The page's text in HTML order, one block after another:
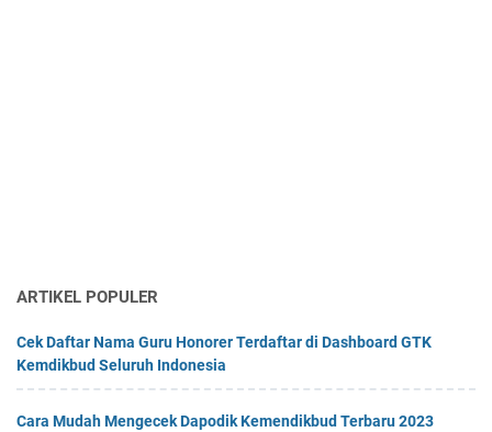
ARTIKEL POPULER
Cek Daftar Nama Guru Honorer Terdaftar di Dashboard GTK
Kemdikbud Seluruh Indonesia
Cara Mudah Mengecek Dapodik Kemendikbud Terbaru 2023